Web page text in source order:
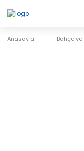
Anasayfa Bahçe ve